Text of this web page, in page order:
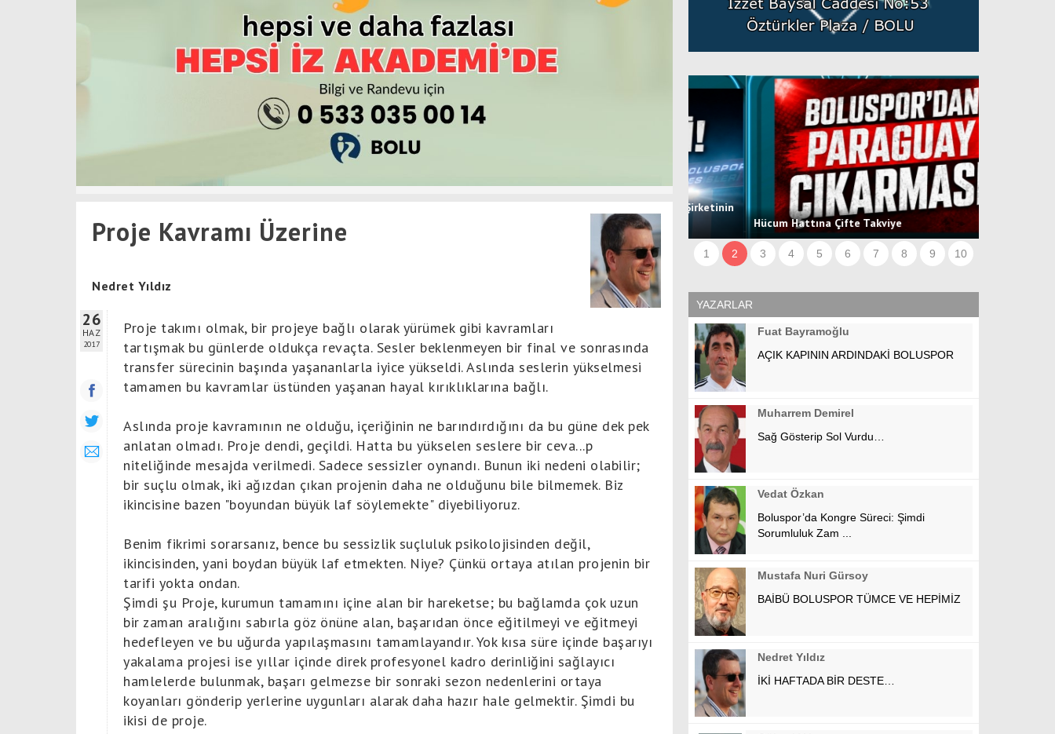
Proje Kavramı Üzerine
Nedret Yıldız
26
HAZ
2017
Proje takımı olmak, bir projeye bağlı olarak yürümek gibi kavramları
tartışmak bu günlerde oldukça revaçta. Sesler beklenmeyen bir final ve sonrasında
transfer sürecinin başında yaşananlarla iyice yükseldi. Aslında seslerin yükselmesi
tamamen bu kavramlar üstünden yaşanan hayal kırıklıklarına bağlı.
Aslında proje kavramının ne olduğu, içeriğinin ne barındırdığını da bu güne dek pek
anlatan olmadı. Proje dendi, geçildi. Hatta bu yükselen seslere bir ceva...p
niteliğinde mesajda verilmedi. Sadece sessizler oynandı. Bunun iki nedeni olabilir;
bir suçlu olmak, iki ağızdan çıkan projenin daha ne olduğunu bile bilmemek. Biz
ikincisine bazen "boyundan büyük laf söylemekte" diyebiliyoruz.
Benim fikrimi sorarsanız, bence bu sessizlik suçluluk psikolojisinden değil,
ikincisinden, yani boydan büyük laf etmekten. Niye? Çünkü ortaya atılan projenin bir
tarifi yokta ondan.
Şimdi şu Proje, kurumun tamamını içine alan bir hareketse; bu bağlamda çok uzun
bir zaman aralığını sabırla göz önüne alan, başarıdan önce eğitilmeyi ve eğitmeyi
hedefleyen ve bu uğurda yapılaşmasını tamamlayandır. Yok kısa süre içinde başarıyı
yakalama projesi ise yıllar içinde direk profesyonel kadro derinliğini sağlayıcı
hamlelerde bulunmak, başarı gelmezse bir sonraki sezon nedenlerini ortaya
koyanları gönderip yerlerine uygunları alarak daha hazır hale gelmektir. Şimdi bu
ikisi de proje.
Hücum Hattına Çifte Takviye
1 2 3 4 5 6 7 8 9 10
YAZARLAR
Fuat Bayramoğlu
AÇIK KAPININ ARDINDAKİ BOLUSPOR
Muharrem Demirel
Sağ Gösterip Sol Vurdu…
Vedat Özkan
Boluspor’da Kongre Süreci: Şimdi
Sorumluluk Zam ...
Mustafa Nuri Gürsoy
BAİBÜ BOLUSPOR TÜMCE VE HEPİMİZ
Nedret Yıldız
İKİ HAFTADA BİR DESTE…